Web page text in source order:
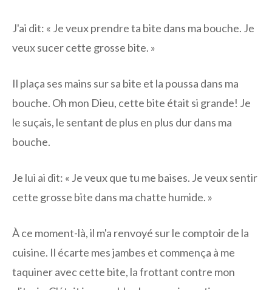
J'ai dit: « Je veux prendre ta bite dans ma bouche. Je
veux sucer cette grosse bite. »
Il plaça ses mains sur sa bite et la poussa dans ma
bouche. Oh mon Dieu, cette bite était si grande! Je
le suçais, le sentant de plus en plus dur dans ma
bouche.
Je lui ai dit: « Je veux que tu me baises. Je veux sentir
cette grosse bite dans ma chatte humide. »
À ce moment-là, il m'a renvoyé sur le comptoir de la
cuisine. Il écarte mes jambes et commença à me
taquiner avec cette bite, la frottant contre mon